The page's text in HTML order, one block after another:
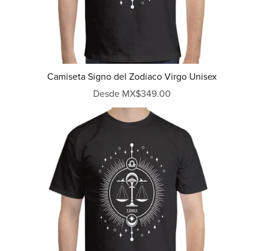
Camiseta Signo del Zodiaco Virgo Unisex
Desde MX$349.00